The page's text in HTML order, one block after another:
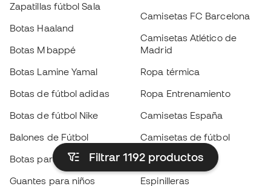
Filtrar 1192 productos
Zapatillas fútbol Sala
Botas Haaland
Botas Mbappé
Botas Lamine Yamal
Botas de fútbol adidas
Botas de fútbol Nike
Balones de Fútbol
Botas para niños
Guantes para niños
Camisetas FC Barcelona
Camisetas Atlético de
Madrid
Ropa térmica
Ropa Entrenamiento
Camisetas España
Camisetas de fútbol
Chubasqueros
Espinilleras